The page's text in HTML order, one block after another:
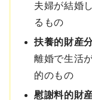
夫婦が結婚
るもの
扶養的財産
離婚で生活
的のもの
慰謝料的財